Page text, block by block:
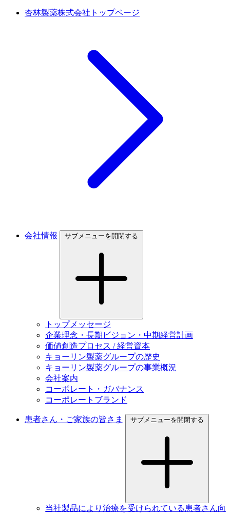
杏林製薬株式会社トップページ
会社情報 サブメニューを開閉する
トップメッセージ
企業理念・長期ビジョン・中期経営計画
価値創造プロセス / 経営資本
キョーリン製薬グループの歴史
キョーリン製薬グループの事業概況
会社案内
コーポレート・ガバナンス
コーポレートブランド
患者さん・ご家族の皆さま サブメニューを開閉する
当社製品により治療を受けられている患者さん向